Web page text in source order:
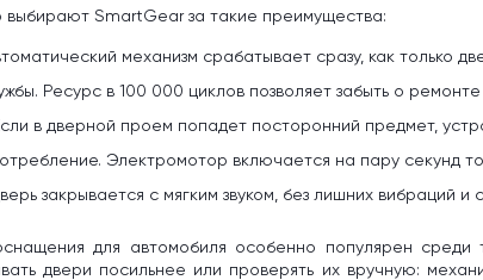
SmartGear за такие преимущества:
механизм срабатывает сразу, как только
Ресурс в 100 000 циклов позволяет забыть о
в дверной проем попадет посторонний предмет,
Электромотор включается на пару секунд
закрывается с мягким звуком, без лишних вибраций и
для автомобиля особенно популярен
двери посильнее или проверять их вручную: